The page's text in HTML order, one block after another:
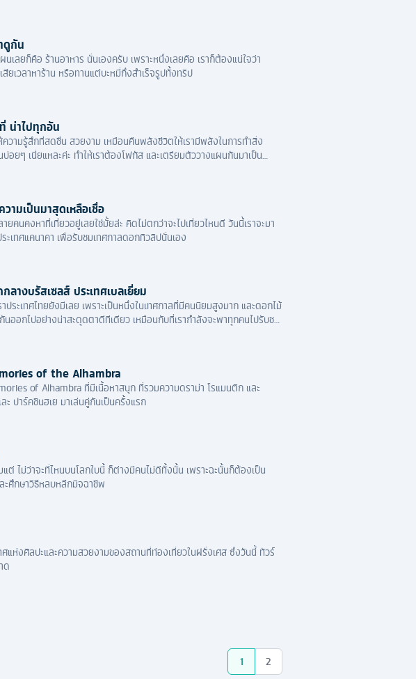
ดูกัน
ลยก็คือ ร้านอาหาร นั่นเองครับ เพราะหนึ่งเลยคือ เราก็ต้องแน่ใจว่า
ยเวลาหาร้าน หรือทานแต่บะหมี่กึ่งสำเร็จรูปทั้งทริป
น่าไปทุกอัน
ความรู้สึกที่สดชื่น สวยงาม เหมือนคืนพลังชีวิตให้เรามีพลังในการทำสิ่ง
ยๆ เนี่ยแหละค่ะ ทำให้เราต้องโฟกัส และเตรียมตัววางแผนกันมาเป็น
ามเป็นมาสุดเหลือเชื่อ
คนคงหาที่เที่ยวอยู่เลยใช่มั้ยล่ะ คิดไม่ตกว่าจะไปเที่ยวไหนดี วันนี้เราจะมา
เทศแคนาคา เพื่อรับชมเทศกาลดอกทิวลิปนั่นเอง
างบรัสเซลส์ ประเทศเบลเยี่ยม
ระเทศไทยยังมีเลย เพราะเป็นหนึ่งในเทศกาลที่มีคนนิยมสูงมาก และดอกไม้
อกไปอย่างน่าสะดุดตาดีทีเดียว เหมือนกับที่เรากำลังจะพาทุกคนไปรับชม
of the Alhambra
of Alhambra ที่มีเนื้อหาสนุก ที่รวมความดราม่า โรแมนติก และ
ปาร์คชินฮเย มาเล่นคู่กันเป็นครั้งแรก
ต่ ไม่ว่าจะที่ไหนบนโลกใบนี้ ก็ต่างมีคนไม่ดีทั้งนั้น เพราะฉะนั้นก็ต้องเป็น
ะศึกษาวิธีหลบหลีกมิจฉาชีพ
ปะและความสวยงามของสถานที่ท่องเที่ยวในฝรั่งเศส ซึ่งวันนี้ ทัวร์
ด
1 2